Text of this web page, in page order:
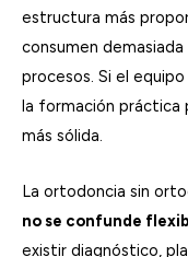
estructura más
consumen
procesos. Si el
la formación práctica
más sólida.
La ortodoncia sin
no se confunde
existir diagnóstico,